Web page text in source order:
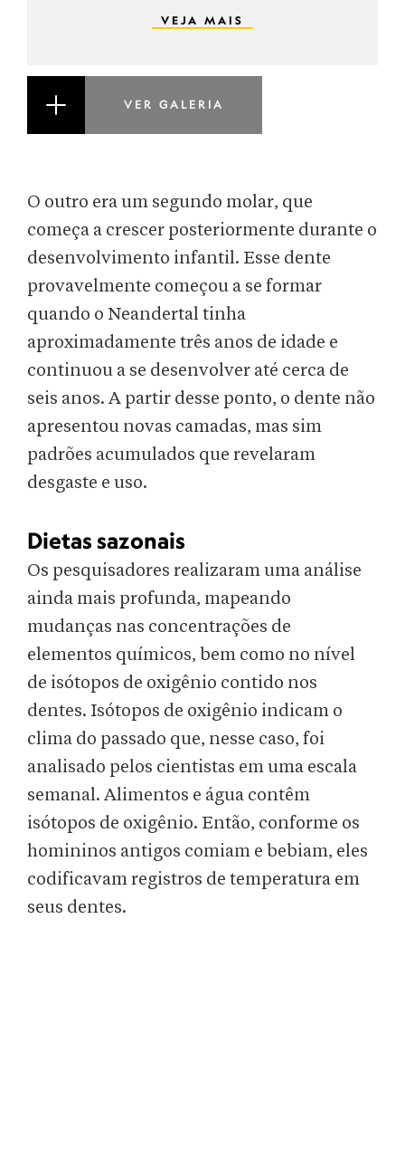
VEJA MAIS
VER GALERIA
O outro era um segundo molar, que
começa a crescer posteriormente durante o
desenvolvimento infantil. Esse dente
provavelmente começou a se formar
quando o Neandertal tinha
aproximadamente três anos de idade e
continuou a se desenvolver até cerca de
seis anos. A partir desse ponto, o dente não
apresentou novas camadas, mas sim
padrões acumulados que revelaram
desgaste e uso.
Dietas sazonais
Os pesquisadores realizaram uma análise
ainda mais profunda, mapeando
mudanças nas concentrações de
elementos químicos, bem como no nível
de isótopos de oxigênio contido nos
dentes. Isótopos de oxigênio indicam o
clima do passado que, nesse caso, foi
analisado pelos cientistas em uma escala
semanal. Alimentos e água contêm
isótopos de oxigênio. Então, conforme os
homininos antigos comiam e bebiam, eles
codificavam registros de temperatura em
seus dentes.